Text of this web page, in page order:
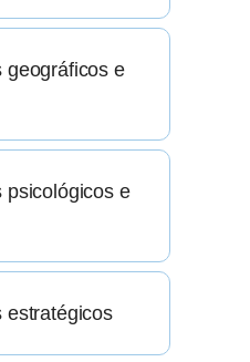
geográficos e
psicológicos e
estratégicos